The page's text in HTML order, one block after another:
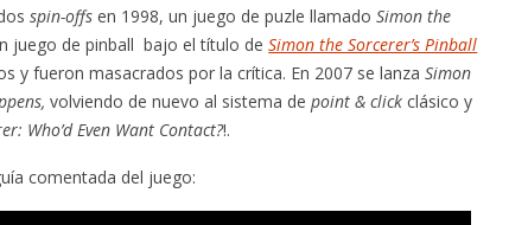
spin-offs en 1998, un juego de puzle llamadoSimon the
juego de pinball bajo el título deSimon the Sorcerer’s Pinball
y fueron masacrados por la crítica. En 2007 se lanzaSimon
volviendo de nuevo al sistema depoint & click clásico y
Who’d Even Want Contact?!.
comentada del juego: